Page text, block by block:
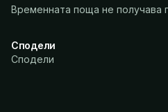
Временната поща не получава
Сподели
Сподели